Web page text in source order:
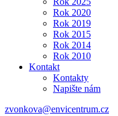
Rok 2020
Rok 2019
Rok 2015
Rok 2014
Rok 2010
Kontakt
Kontakty
Napište nám
zvonkova@envicentrum.cz